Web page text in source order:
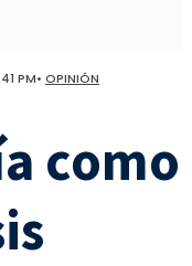
PM• OPINIÓN
como